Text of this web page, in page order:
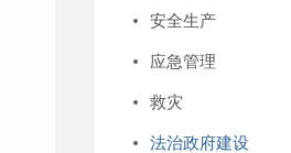
安全生产
应急管理
救灾
法治政府建设